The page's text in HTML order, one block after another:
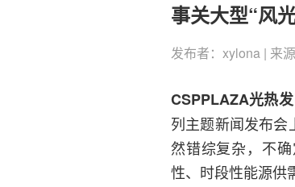
事关大型“风
发布者：xylona | 来
CSPPLAZA光热发
列主题新闻发布会
然错综复杂，不
性、时段性能源供